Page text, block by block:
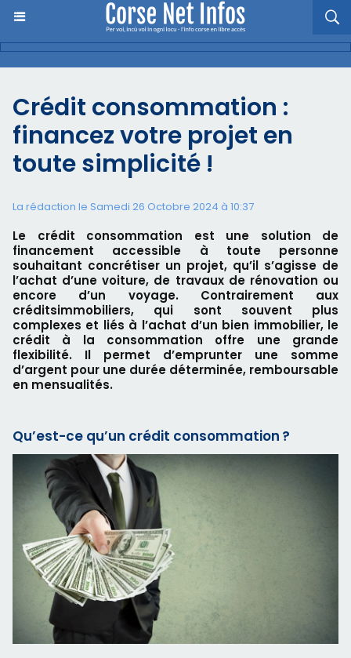
Crédit consommation :
financez votre projet en
toute simplicité !
La rédaction le Samedi 26 Octobre 2024 à 10:37
Le crédit consommation est une solution de
financement accessible à toute personne
souhaitant concrétiser un projet, qu’il s’agisse de
l’achat d’une voiture, de travaux de rénovation ou
encore d’un voyage. Contrairement aux
créditsimmobiliers, qui sont souvent plus
complexes et liés à l’achat d’un bien immobilier, le
crédit à la consommation offre une grande
flexibilité. Il permet d’emprunter une somme
d’argent pour une durée déterminée, remboursable
en mensualités.
Qu’est-ce qu’un crédit consommation ?